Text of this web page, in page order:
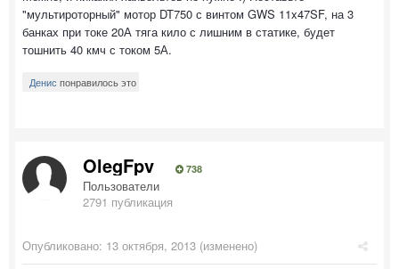
"мультироторный" мотор DT750 с винтом GWS 11x47SF, на 3
банках при токе 20А тяга кило с лишним в статике, будет
тошнить 40 кмч с током 5А.
Денис понравилось это
OlegFpv 738
Пользователи
2791 публикация
Опубликовано: 13 октября, 2013 (изменено)